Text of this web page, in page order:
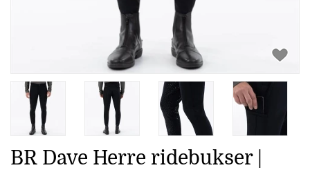
BR Dave Herre ridebukser |